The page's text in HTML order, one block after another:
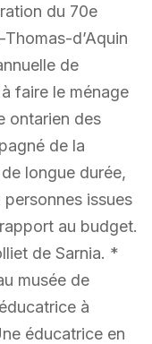
du 70e
d’Aquin
de
faire le ménage
ontarien des
de la
longue durée,
issues
au budget.
de Sarnia. *
musée de
à
éducatrice en